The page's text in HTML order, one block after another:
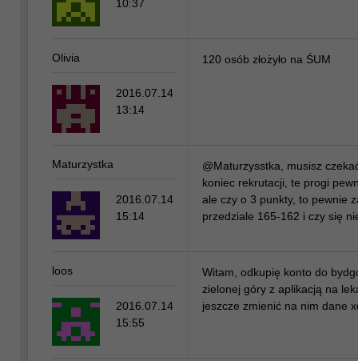
10:37
120 osób złożyło na ŚUM
Olivia
2016.07.14
13:14
@Maturzysstka, musisz
koniec rekrutacji, te progi
ale czy o 3 punkty, to pewnie
przedziale 165-162 i czy się
Maturzystka
2016.07.14
15:14
Witam, odkupię konto do
zielonej góry z aplikacją na
jeszcze zmienić na nim dane
loos
2016.07.14
15:55